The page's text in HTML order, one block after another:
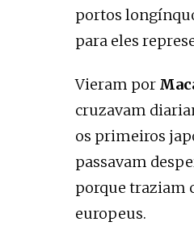
portos
para eles
Vieram por
cruzavam
os primeiros
passavam
porque traziam
europeus.